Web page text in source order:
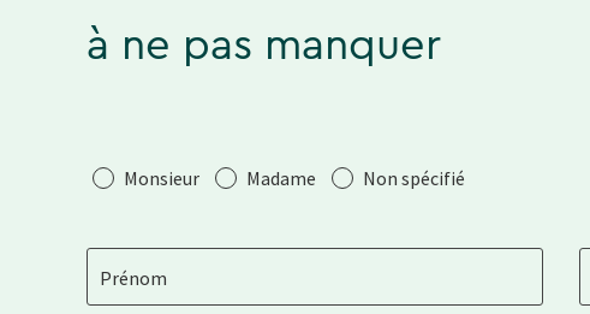
à ne pas manquer
Salutation
Monsieur Madame Non spécifié
Prénom